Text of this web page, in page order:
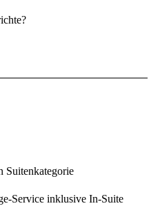
Suitenkategorie
Service inklusive In-Suite